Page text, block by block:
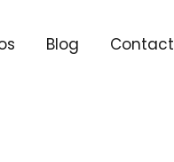
Blog Contact